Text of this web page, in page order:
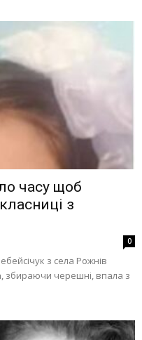
часу щоб
з
0
з села Рожнів
збираючи черешні, впала з